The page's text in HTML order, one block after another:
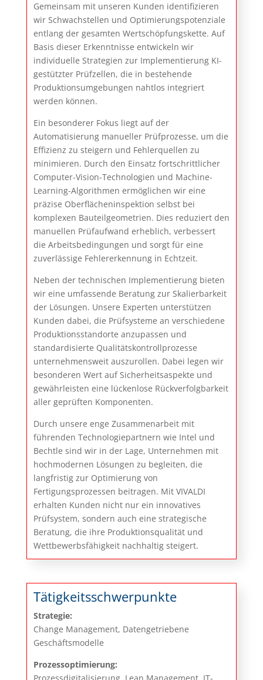
Gemeinsam mit unseren Kunden identifizieren
wir Schwachstellen und Optimierungspotenziale
entlang der gesamten Wertschöpfungskette. Auf
Basis dieser Erkenntnisse entwickeln wir
individuelle Strategien zur Implementierung KI-
gestützter Prüfzellen, die in bestehende
Produktionsumgebungen nahtlos integriert
werden können.
Ein besonderer Fokus liegt auf der
Automatisierung manueller Prüfprozesse, um die
Effizienz zu steigern und Fehlerquellen zu
minimieren. Durch den Einsatz fortschrittlicher
Computer-Vision-Technologien und Machine-
Learning-Algorithmen ermöglichen wir eine
präzise Oberflächeninspektion selbst bei
komplexen Bauteilgeometrien. Dies reduziert den
manuellen Prüfaufwand erheblich, verbessert
die Arbeitsbedingungen und sorgt für eine
zuverlässige Fehlererkennung in Echtzeit.
Neben der technischen Implementierung bieten
wir eine umfassende Beratung zur Skalierbarkeit
der Lösungen. Unsere Experten unterstützen
Kunden dabei, die Prüfsysteme an verschiedene
Produktionsstandorte anzupassen und
standardisierte Qualitätskontrollprozesse
unternehmensweit auszurollen. Dabei legen wir
besonderen Wert auf Sicherheitsaspekte und
gewährleisten eine lückenlose Rückverfolgbarkeit
aller geprüften Komponenten.
Durch unsere enge Zusammenarbeit mit
führenden Technologiepartnern wie Intel und
Bechtle sind wir in der Lage, Unternehmen mit
hochmodernen Lösungen zu begleiten, die
langfristig zur Optimierung von
Fertigungsprozessen beitragen. Mit VIVALDI
erhalten Kunden nicht nur ein innovatives
Prüfsystem, sondern auch eine strategische
Beratung, die ihre Produktionsqualität und
Wettbewerbsfähigkeit nachhaltig steigert.
Tätigkeitsschwerpunkte
Strategie:
Change Management, Datengetriebene
Geschäftsmodelle
Prozessoptimierung: